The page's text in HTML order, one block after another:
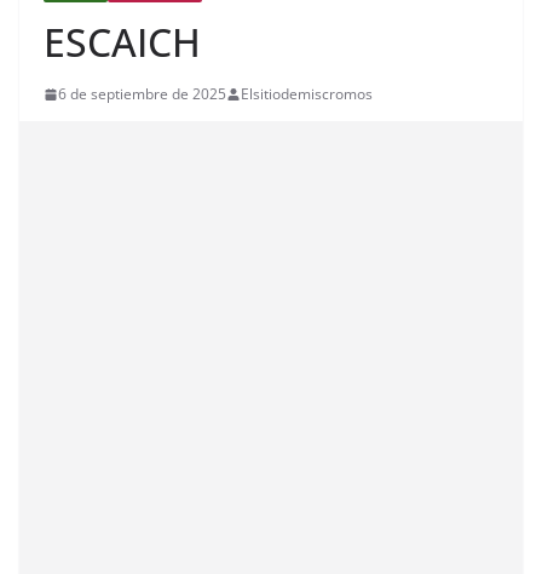
ESCAICH
6 de septiembre de 2025 Elsitiodemiscromos